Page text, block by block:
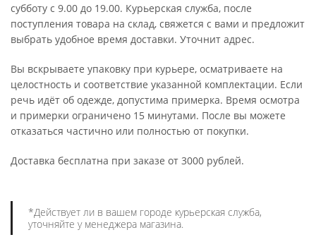
субботу с 9.00 до 19.00. Курьерская служба, после
поступления товара на склад, свяжется с вами и предложит
выбрать удобное время доставки. Уточнит адрес.
Вы вскрываете упаковку при курьере, осматриваете на
целостность и соответствие указанной комплектации. Если
речь идёт об одежде, допустима примерка. Время осмотра
и примерки ограничено 15 минутами. После вы можете
отказаться частично или полностью от покупки.
Доставка бесплатна при заказе от 3000 рублей.
*Действует ли в вашем городе курьерская служба,
уточняйте у менеджера магазина.